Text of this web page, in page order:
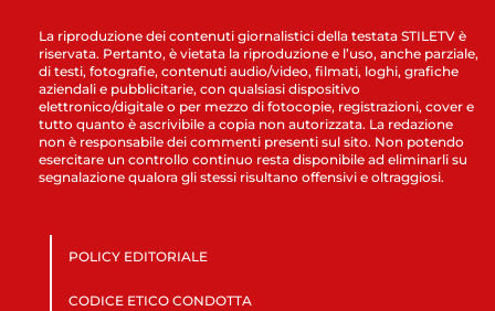
La riproduzione dei contenuti giornalistici della testata STILETV è
riservata. Pertanto, è vietata la riproduzione e l’uso, anche parziale,
di testi, fotografie, contenuti audio/video, filmati, loghi, grafiche
aziendali e pubblicitarie, con qualsiasi dispositivo
elettronico/digitale o per mezzo di fotocopie, registrazioni, cover e
tutto quanto è ascrivibile a copia non autorizzata. La redazione
non è responsabile dei commenti presenti sul sito. Non potendo
esercitare un controllo continuo resta disponibile ad eliminarli su
segnalazione qualora gli stessi risultano offensivi e oltraggiosi.
POLICY EDITORIALE
CODICE ETICO CONDOTTA